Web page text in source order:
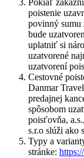
Pokiaľ
poistenie
povinný sumu
bude
uplatniť si
uzatvorené
uzatvorení
Cestovné
Danmar
predajnej
spôsobom
poisťovňa,
s.r.o slúži ako
Typy a
stránke: